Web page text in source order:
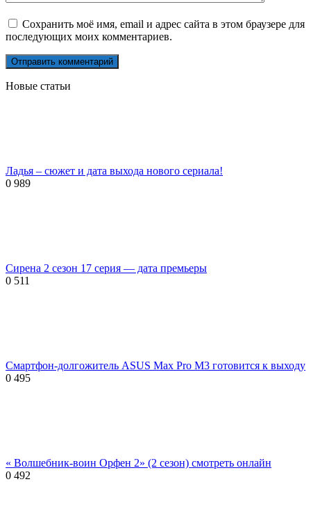
Сохранить моё имя, email и адрес сайта в этом браузере для
последующих моих комментариев.
Новые статьи
Ладья – сюжет и дата выхода нового сериала!
0 989
Сирена 2 сезон 17 серия — дата премьеры
0 511
Смартфон-долгожитель ASUS Max Pro M3 готовится к выходу
0 495
« Волшебник-воин Орфен 2» (2 сезон) смотреть онлайн
0 492